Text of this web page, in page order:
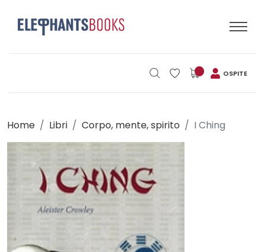
OSPITE
Home Libri Corpo, mente, spirito I Ching